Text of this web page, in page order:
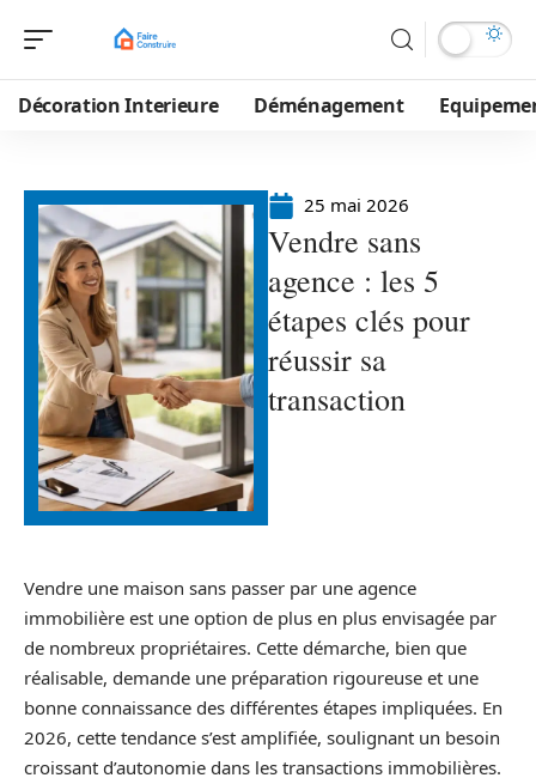
Décoration Interieure Déménagement
25 mai 2026
Vendre sans
agence : les 5
étapes clés pour
réussir sa
transaction
Vendre une maison sans passer par une agence
immobilière est une option de plus en plus envisagée par
de nombreux propriétaires. Cette démarche, bien que
réalisable, demande une préparation rigoureuse et une
bonne connaissance des différentes étapes impliquées. En
2026, cette tendance s’est amplifiée, soulignant un besoin
croissant d’autonomie dans les transactions immobilières.